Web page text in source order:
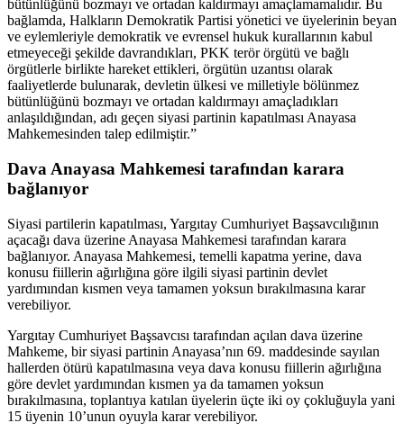
bütünlüğünü bozmayı ve ortadan kaldırmayı amaçlamamalıdır. Bu
bağlamda, Halkların Demokratik Partisi yönetici ve üyelerinin beyan
ve eylemleriyle demokratik ve evrensel hukuk kurallarının kabul
etmeyeceği şekilde davrandıkları, PKK terör örgütü ve bağlı
örgütlerle birlikte hareket ettikleri, örgütün uzantısı olarak
faaliyetlerde bulunarak, devletin ülkesi ve milletiyle bölünmez
bütünlüğünü bozmayı ve ortadan kaldırmayı amaçladıkları
anlaşıldığından, adı geçen siyasi partinin kapatılması Anayasa
Mahkemesinden talep edilmiştir.”
Dava Anayasa Mahkemesi tarafından karara
bağlanıyor
Siyasi partilerin kapatılması, Yargıtay Cumhuriyet Başsavcılığının
açacağı dava üzerine Anayasa Mahkemesi tarafından karara
bağlanıyor. Anayasa Mahkemesi, temelli kapatma yerine, dava
konusu fiillerin ağırlığına göre ilgili siyasi partinin devlet
yardımından kısmen veya tamamen yoksun bırakılmasına karar
verebiliyor.
Yargıtay Cumhuriyet Başsavcısı tarafından açılan dava üzerine
Mahkeme, bir siyasi partinin Anayasa’nın 69. maddesinde sayılan
hallerden ötürü kapatılmasına veya dava konusu fiillerin ağırlığına
göre devlet yardımından kısmen ya da tamamen yoksun
bırakılmasına, toplantıya katılan üyelerin üçte iki oy çokluğuyla yani
15 üyenin 10’unun oyuyla karar verebiliyor.